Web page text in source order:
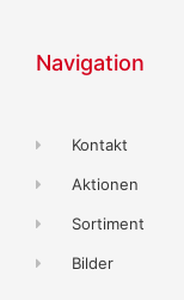
Navigation
Kontakt
Aktionen
Sortiment
Bilder